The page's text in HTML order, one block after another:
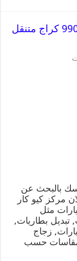
افضل خدمة بنشر العديلية 99009551 كراج متنقل
بالبحث عن
مركز كيو كار
مثل
تبديل بطاريات,
زجاج
حسب